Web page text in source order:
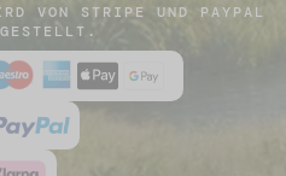
VON STRIPE UND PAYPAL